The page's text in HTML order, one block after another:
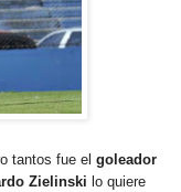
tantos fue el goleador
Zielinski lo quiere